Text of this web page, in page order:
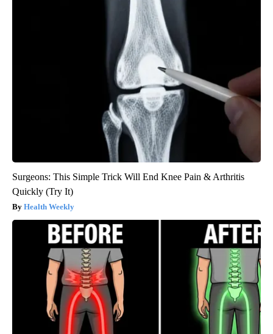
Surgeons: This Simple Trick Will End Knee Pain & Arthritis
Quickly (Try It)
Health Weekly